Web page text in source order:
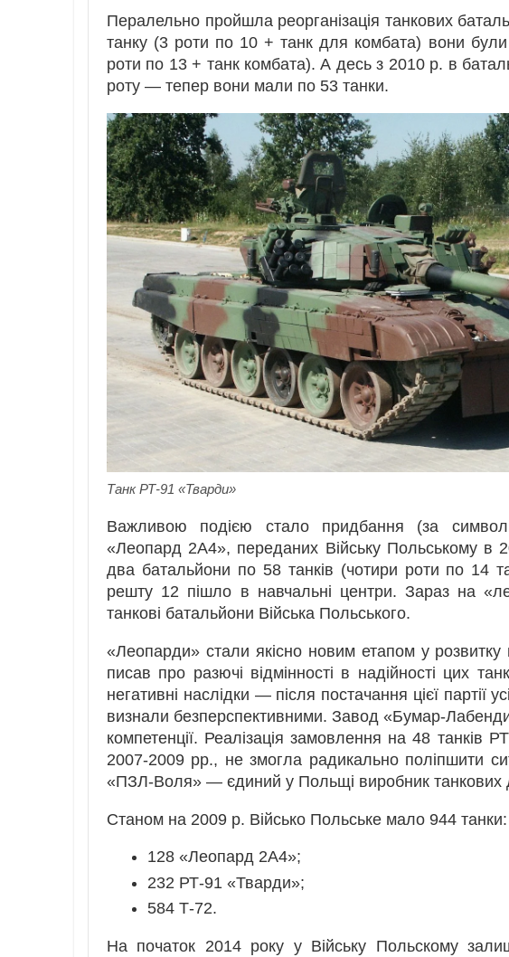
Пералельно пройшла реорганізація танкових
танку (3 роти по 10 + танк для комбата) вони
роти по 13 + танк комбата). А десь з 2010 р. в
роту — тепер вони мали по 53 танки.
Танк РТ-91 «Тварди»
Важливою подією стало придбання (за
«Леопард 2А4», переданих Війську Польському в
два батальйони по 58 танків (чотири роти по 14
решту 12 пішло в навчальні центри. Зараз на
танкові батальйони Війська Польського.
«Леопарди» стали якісно новим етапом у
писав про разючі відмінності в надійності цих
негативні наслідки — після постачання цієї партії
визнали безперспективними. Завод «Бумар-
компетенції. Реалізація замовлення на 48 танків
2007-2009 рр., не змогла радикально поліпшити
«ПЗЛ-Воля» — єдиний у Польщі виробник танкових
Станом на 2009 р. Військо Польське мало 944 танки:
128 «Леопард 2А4»;
232 РТ-91 «Тварди»;
584 Т-72.
На початок 2014 року у Війську Польскому